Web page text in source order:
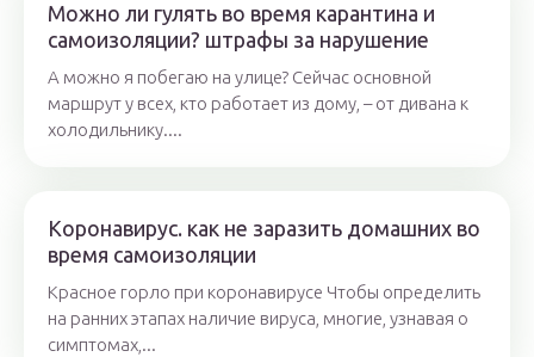
Можно ли гулять во время карантина и
самоизоляции? штрафы за нарушение
А можно я побегаю на улице? Сейчас основной
маршрут у всех, кто работает из дому, – от дивана к
холодильнику....
Коронавирус. как не заразить домашних во
время самоизоляции
Красное горло при коронавирусе Чтобы определить
на ранних этапах наличие вируса, многие, узнавая о
симптомах,...